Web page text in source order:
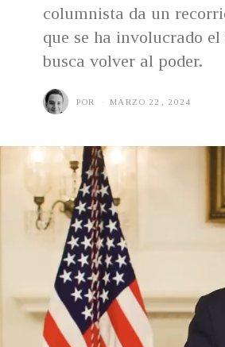
columnista da un
que se ha involucrado
busca volver al poder.
POR MARZO 22, 2024
O